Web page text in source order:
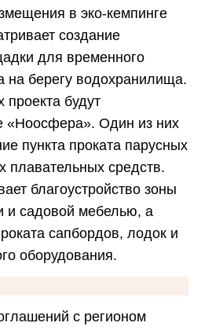
в эко-кемпинге
создание
для временного
на берегу водохранилища.
будут
«Ноосфера». Один из них
пункта проката парусных
плавательных средств.
благоустройство зоны
и садовой мебелью, а
сапбордов, лодок и
оборудования.
с регионом